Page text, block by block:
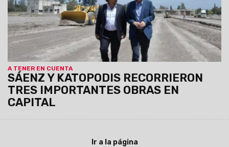
A TENER EN CUENTA
SÁENZ Y KATOPODIS RECORRIERON
TRES IMPORTANTES OBRAS EN
CAPITAL
Ir a la página